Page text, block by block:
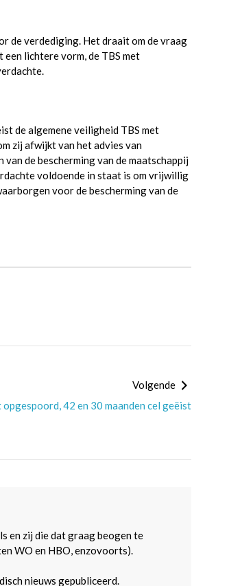
de verdediging. Het draait om de vraag
lichtere vorm, de TBS met
de algemene veiligheid TBS met
zij afwijkt van het advies van
de bescherming van de maatschappij
voldoende in staat is om vrijwillig
voor de bescherming van de
Volgende
42 en 30 maanden cel geëist
en zij die dat graag beogen te
WO en HBO, enzovoorts).
nieuws gepubliceerd.